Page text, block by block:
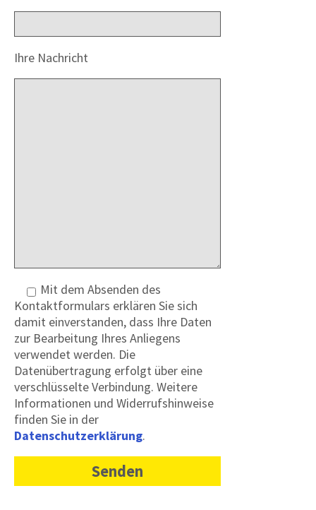
Ihre Nachricht
Mit dem Absenden des
Kontaktformulars erklären Sie sich
damit einverstanden, dass Ihre Daten
zur Bearbeitung Ihres Anliegens
verwendet werden. Die
Datenübertragung erfolgt über eine
verschlüsselte Verbindung. Weitere
Informationen und Widerrufshinweise
finden Sie in der
Datenschutzerklärung.